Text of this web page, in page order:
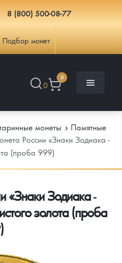
8 (800) 500-08-77
Подбор монет
0
0
монеты
Памятные
России «Знаки Зодиака -
(проба 999)
«Знаки Зодиака -
золота (проба